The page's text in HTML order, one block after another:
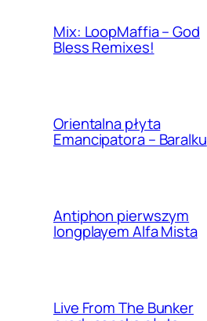
Mix: LoopMaffia – God
Bless Remixes!
Orientalna płyta
Emancipatora – Baralku
Antiphon pierwszym
longplayem Alfa Mista
Live From The Bunker